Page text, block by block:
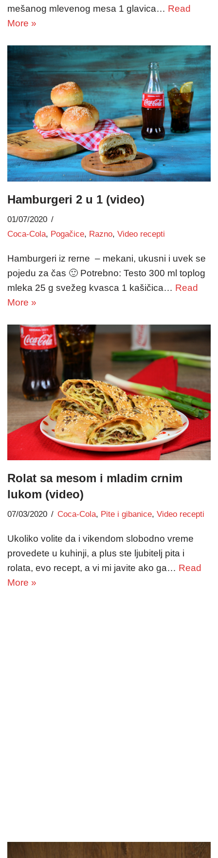
mešanog mlevenog mesa 1 glavica… Read
More »
Hamburgeri 2 u 1 (video)
01/07/2020
Coca-Cola, Pogačice, Razno, Video recepti
Hamburgeri iz rerne – mekani, ukusni i uvek se
pojedu za čas 🙂 Potrebno: Testo 300 ml toplog
mleka 25 g svežeg kvasca 1 kašičica… Read
More »
Rolat sa mesom i mladim crnim
lukom (video)
07/03/2020 Coca-Cola, Pite i gibanice, Video recepti
Ukoliko volite da i vikendom slobodno vreme
provedete u kuhinji, a plus ste ljubitelj pita i
rolata, evo recept, a vi mi javite ako ga… Read
More »